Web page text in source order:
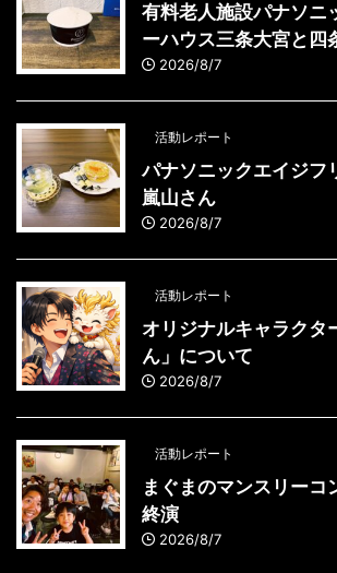
有料老人施設パナソニ
ーハウス三条大宮と四
2026/8/7
活動レポート
パナソニックエイジフ
嵐山さん
2026/8/7
活動レポート
オリジナルキャラクタ
ん」について
2026/8/7
活動レポート
まぐまのマンスリー
終演
2026/8/7